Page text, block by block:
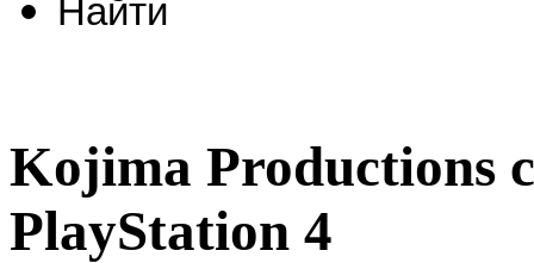
Kojima Productions
PlayStation 4